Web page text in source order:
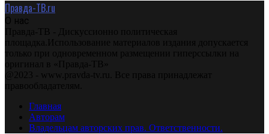
Правда-ТВ.ru
О нас
Правда-ТВ - Дискуссионно политическая
площадка.Использование материалов издания допускается
только при одновременном размещении гиперссылки на
оригинал в «Правда-ТВ»
@2023 - www.pravda-tv.ru. Все права принадлежат
правообладателям.
Главная
Авторам
Владельцам авторских прав. Ответственности.